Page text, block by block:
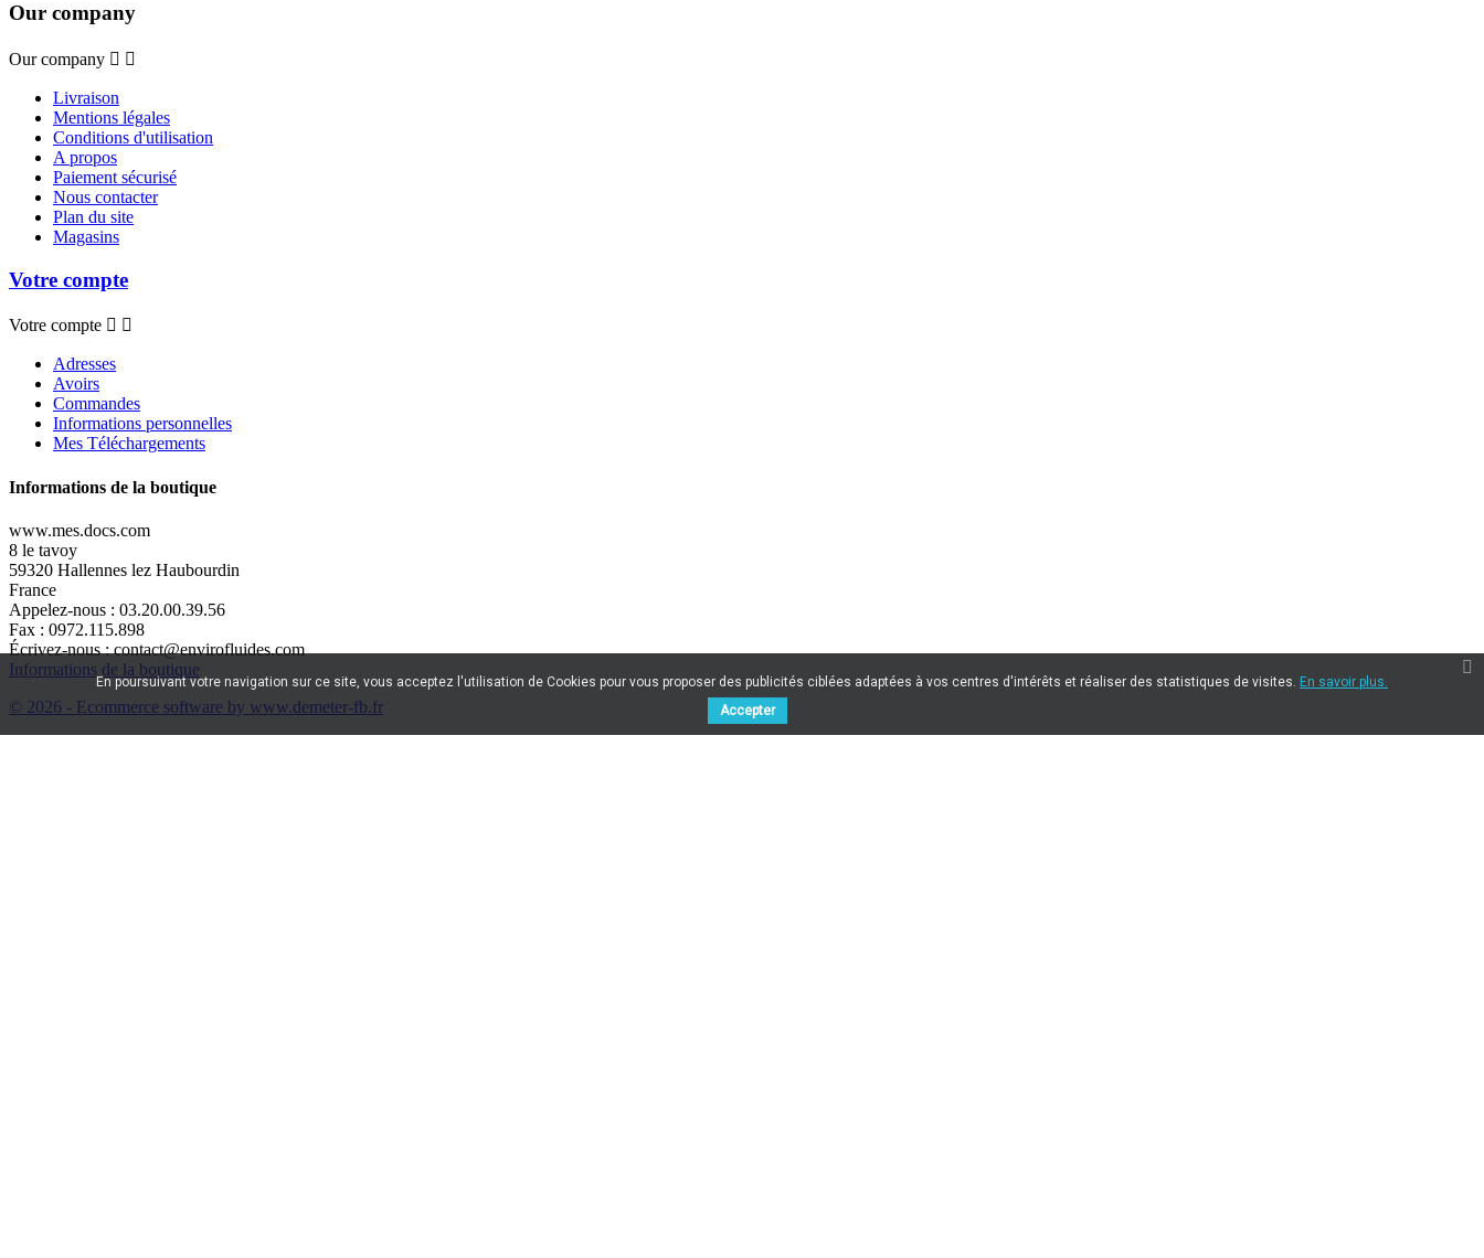
Our company
Our company  
Livraison
Mentions légales
Conditions d'utilisation
A propos
Paiement sécurisé
Nous contacter
Plan du site
Magasins
Votre compte
Votre compte  
Adresses
Avoirs
Commandes
Informations personnelles
Mes Téléchargements
Informations de la boutique
www.mes.docs.com
8 le tavoy
59320 Hallennes lez Haubourdin
France
Appelez-nous : 03.20.00.39.56
Fax : 0972.115.898
Écrivez-nous :contact@envirofluides.com
Informations de la boutique
© 2026 - Ecommerce software by www.demeter-fb.fr
En poursuivant votre navigation sur ce site, vous acceptez l'utilisation de Cookies pour vous proposer des publicités ciblées adaptées à vos centres d'intérêts et réaliser des statistiques de visites. En savoir plus.
Accepter